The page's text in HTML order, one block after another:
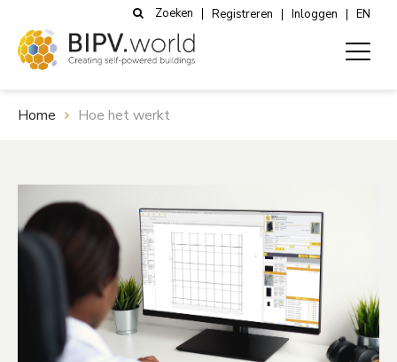
Zoeken Registreren Inloggen EN
Home Hoe het werkt